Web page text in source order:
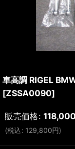
車高調 RIGEL
[ZSSA0090]
販売価格: 118,000
(税込: 129,800円)